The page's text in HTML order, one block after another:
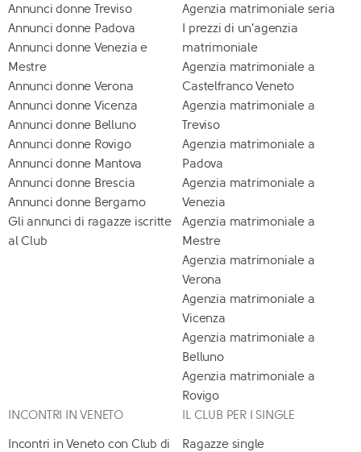
Annunci donne Treviso
Annunci donne Padova
Annunci donne Venezia e
Mestre
Annunci donne Verona
Annunci donne Vicenza
Annunci donne Belluno
Annunci donne Rovigo
Annunci donne Mantova
Annunci donne Brescia
Annunci donne Bergamo
Gli annunci di ragazze iscritte
al Club
Agenzia matrimoniale seria
I prezzi di un'agenzia
matrimoniale
Agenzia matrimoniale a
Castelfranco Veneto
Agenzia matrimoniale a
Treviso
Agenzia matrimoniale a
Padova
Agenzia matrimoniale a
Venezia
Agenzia matrimoniale a
Mestre
Agenzia matrimoniale a
Verona
Agenzia matrimoniale a
Vicenza
Agenzia matrimoniale a
Belluno
Agenzia matrimoniale a
Rovigo
INCONTRI IN VENETO
Incontri in Veneto con Club di
IL CLUB PER I SINGLE
Ragazze single